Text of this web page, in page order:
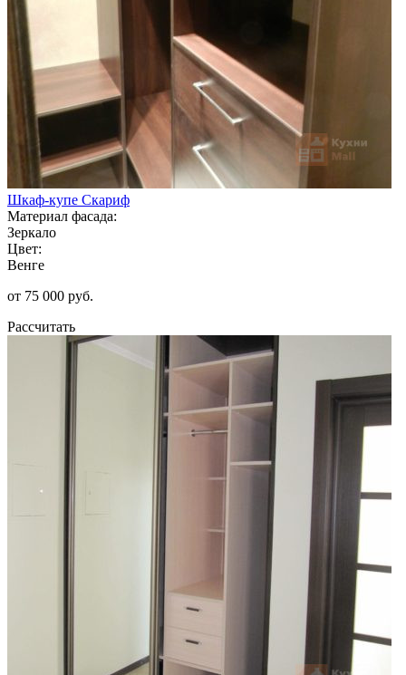
Шкаф-купе Скариф
Материал фасада:
Зеркало
Цвет:
Венге
от 75 000 руб.
Рассчитать